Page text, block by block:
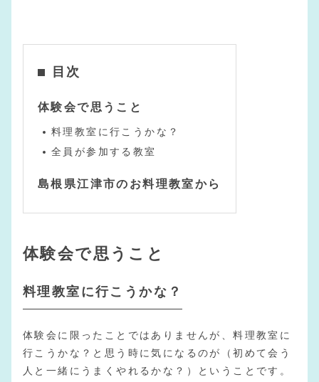
目次
体験会で思うこと
料理教室に行こうかな？
全員が参加する教室
島根県江津市のお料理教室から
体験会で思うこと
料理教室に行こうかな？
体験会に限ったことではありませんが、料理教室に
行こうかな？と思う時に気になるのが（初めて会う
人と一緒にうまくやれるかな？）ということです。